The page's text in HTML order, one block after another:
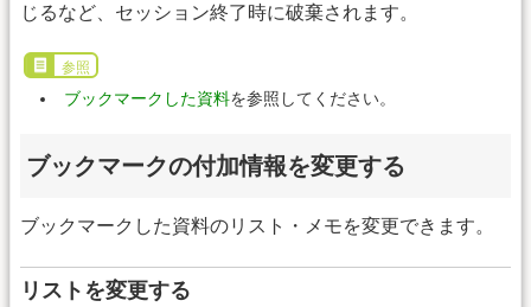
じるなど、セッション終了時に破棄されます。
参照
ブックマークした資料を参照してください。
ブックマークの付加情報を変更する
ブックマークした資料のリスト・メモを変更できます。
リストを変更する